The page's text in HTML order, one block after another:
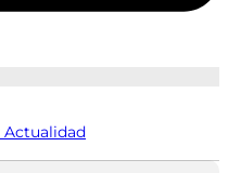
Actualidad